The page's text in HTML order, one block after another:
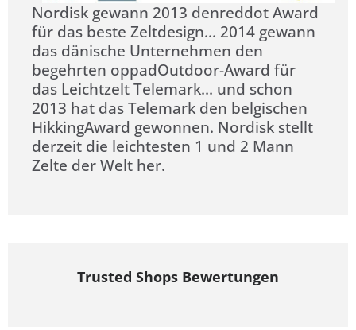
Nordisk gewann 2013 denreddot Award
für das beste Zeltdesign... 2014 gewann
das dänische Unternehmen den
begehrten oppadOutdoor-Award für
das Leichtzelt Telemark... und schon
2013 hat das Telemark den belgischen
HikkingAward gewonnen. Nordisk stellt
derzeit die leichtesten 1 und 2 Mann
Zelte der Welt her.
Trusted Shops Bewertungen